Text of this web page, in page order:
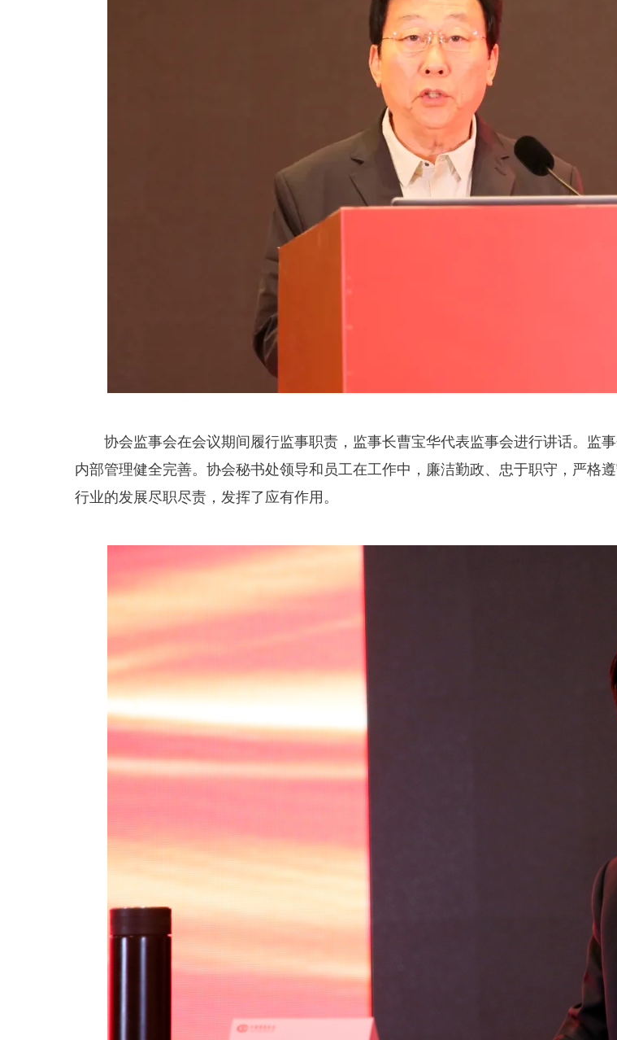
协会监事会在会议期间履行监事职责，监事长曹宝华代表监事会进行讲话。监
内部管理健全完善。协会秘书处领导和员工在工作中，廉洁勤政、忠于职守，严格
行业的发展尽职尽责，发挥了应有作用。